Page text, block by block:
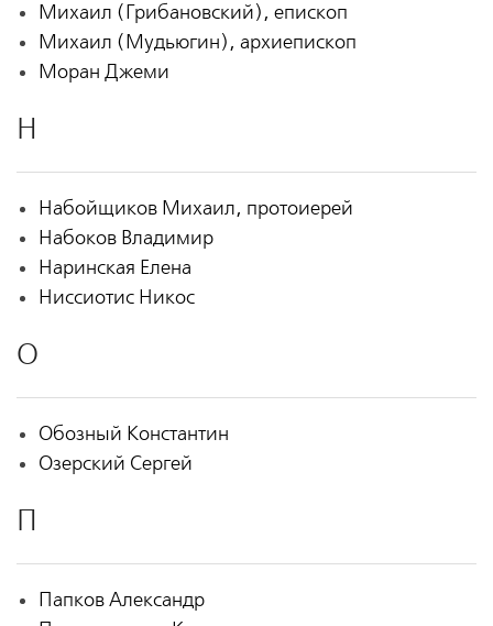
Михаил (Грибановский), епископ
Михаил (Мудьюгин), архиепископ
Моран Джеми
Н
Набойщиков Михаил, протоиерей
Набоков Владимир
Наринская Елена
Ниссиотис Никос
О
Обозный Константин
Озерский Сергей
П
Папков Александр